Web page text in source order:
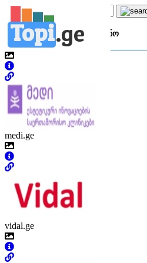
Topi.ge
კატეგორია: სამედიცინო
medi.ge
vidal.ge